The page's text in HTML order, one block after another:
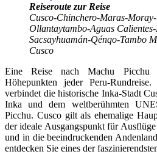
Reiseroute zur Reise
Cusco-Chinchero-Maras-
Ollantaytambo-Aguas
Sacsayhuamán-Qénqo-Tambo
Cusco
Eine Reise nach Machu Picchu
Höhepunkten jeder Peru-
verbindet die historische Inka-Stadt
Inka und dem weltberühmten
Picchu. Cusco gilt als ehemalige
der ideale Ausgangspunkt für
und in die beeindruckenden
entdecken Sie eines der